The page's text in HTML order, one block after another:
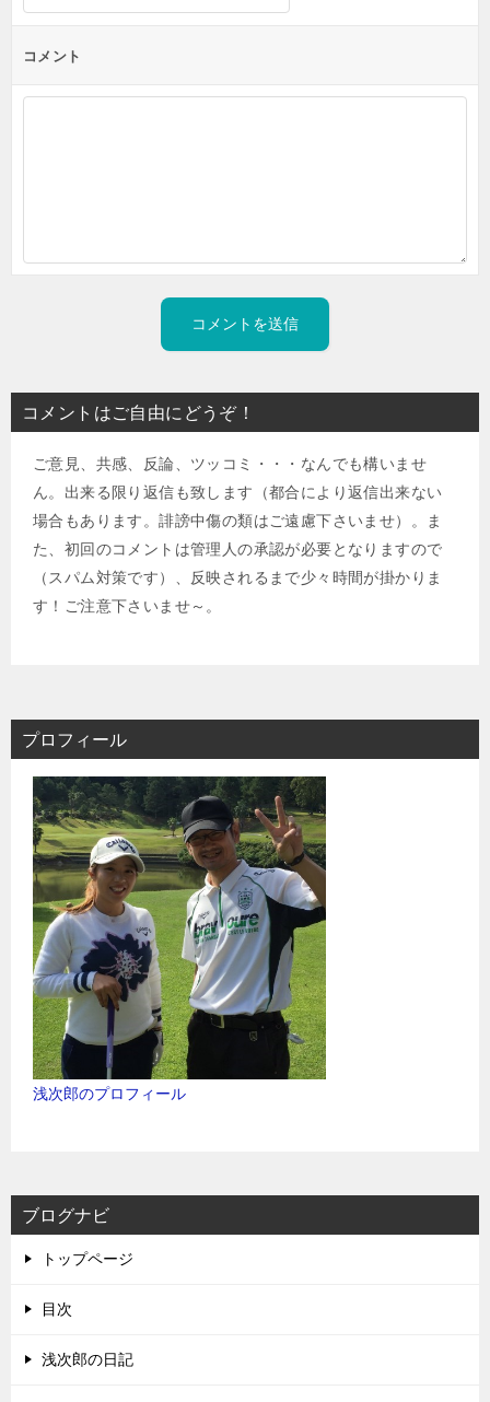
コメント
コメントはご自由にどうぞ！
ご意見、共感、反論、ツッコミ・・・なんでも構いませ
ん。出来る限り返信も致します（都合により返信出来ない
場合もあります。誹謗中傷の類はご遠慮下さいませ）。ま
た、初回のコメントは管理人の承認が必要となりますので
（スパム対策です）、反映されるまで少々時間が掛かりま
す！ご注意下さいませ～。
プロフィール
浅次郎のプロフィール
ブログナビ
トップページ
目次
浅次郎の日記